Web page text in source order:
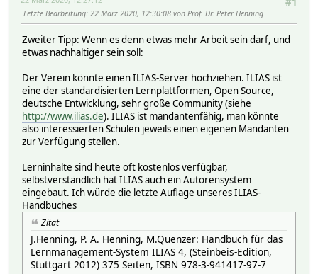
Letzte Bearbeitung: 22 März 2020, 12:30:08 von Prof. Dr. Peter Henning
Zweiter Tipp: Wenn es denn etwas mehr Arbeit sein darf, und
etwas nachhaltiger sein soll:
Der Verein könnte einen ILIAS-Server hochziehen. ILIAS ist
eine der standardisierten Lernplattformen, Open Source,
deutsche Entwicklung, sehr große Community (siehe
http://www.ilias.de). ILIAS ist mandantenfähig, man könnte
also interessierten Schulen jeweils einen eigenen Mandanten
zur Verfügung stellen.
Lerninhalte sind heute oft kostenlos verfügbar,
selbstverständlich hat ILIAS auch ein Autorensystem
eingebaut. Ich würde die letzte Auflage unseres ILIAS-
Handbuches
Zitat
J.Henning, P. A. Henning, M.Quenzer: Handbuch für das
Lernmanagement-System ILIAS 4, (Steinbeis-Edition,
Stuttgart 2012) 375 Seiten, ISBN 978-3-941417-97-7